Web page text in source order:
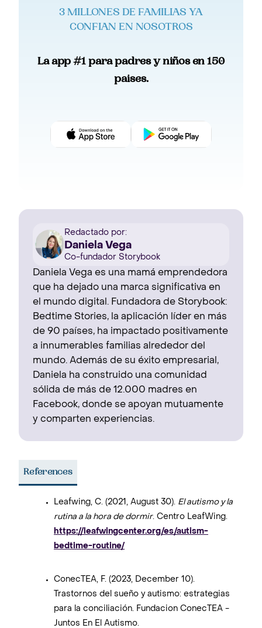
3 MILLONES DE FAMILIAS YA
CONFIAN EN NOSOTROS
La app #1 para padres y niños en 150
paises.
Redactado por:
Daniela Vega
Co-fundador Storybook
Daniela Vega es una mamá emprendedora
que ha dejado una marca significativa en
el mundo digital. Fundadora de Storybook:
Bedtime Stories, la aplicación líder en más
de 90 países, ha impactado positivamente
a innumerables familias alrededor del
mundo. Además de su éxito empresarial,
Daniela ha construido una comunidad
sólida de más de 12.000 madres en
Facebook, donde se apoyan mutuamente
y comparten experiencias.
References
Leafwing, C. (2021, August 30). El autismo y la
rutina a la hora de dormir. Centro LeafWing.
https://leafwingcenter.org/es/autism-
bedtime-routine/
ConecTEA, F. (2023, December 10).
Trastornos del sueño y autismo: estrategias
para la conciliación. Fundacion ConecTEA -
Juntos En El Autismo.